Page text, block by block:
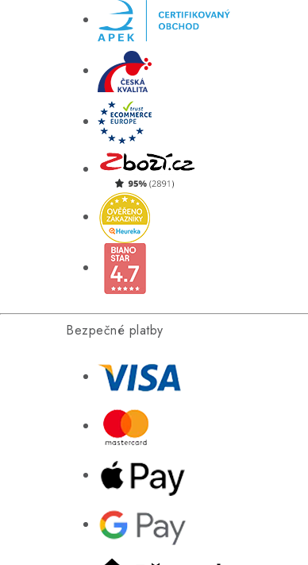
Bezpečné platby